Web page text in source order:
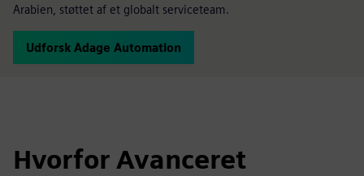
Arabien, støttet af et globalt serviceteam.
Udforsk Adage Automation
Hvorfor Avanceret